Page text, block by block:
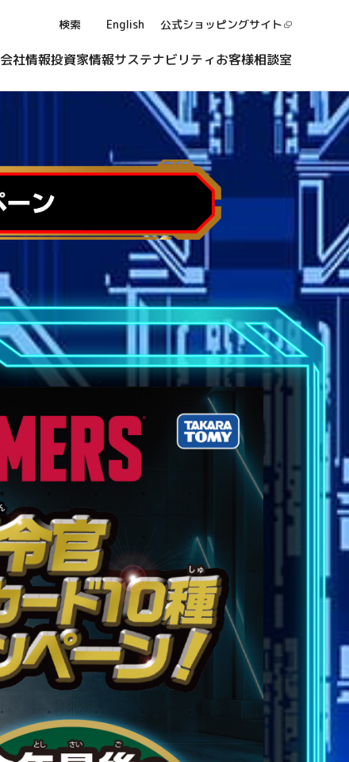
検索 English 公式ショッピングサイト
会社情報投資家情報サステナビリティお客様相談室